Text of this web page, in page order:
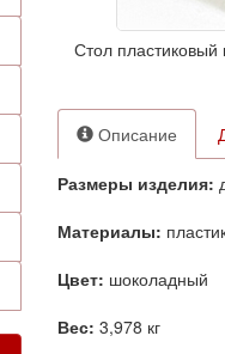
Стол
Описание
Размеры изделия:
Материалы:
Цвет: шоколадный
Вес: 3,978 кг